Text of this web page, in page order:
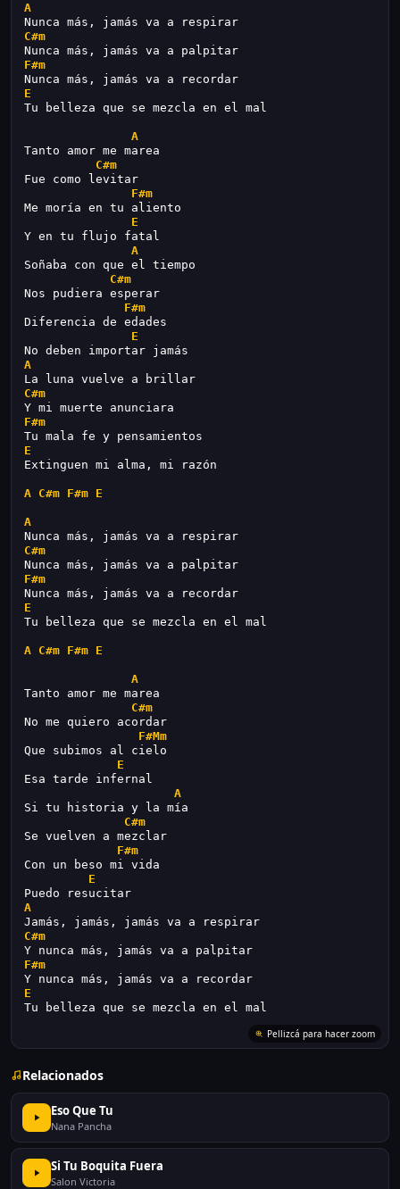
A
Nunca más, jamás va a respirar
C#m
Nunca más, jamás va a palpitar
F#m
Nunca más, jamás va a recordar
E
Tu belleza que se mezcla en el mal
A
Tanto amor me marea
C#m
Fue como levitar
F#m
Me moría en tu aliento
E
Y en tu flujo fatal
A
Soñaba con que el tiempo
C#m
Nos pudiera esperar
F#m
Diferencia de edades
E
No deben importar jamás
A
La luna vuelve a brillar
C#m
Y mi muerte anunciara
F#m
Tu mala fe y pensamientos
E
Extinguen mi alma, mi razón
A C#m F#m E
A
Nunca más, jamás va a respirar
C#m
Nunca más, jamás va a palpitar
F#m
Nunca más, jamás va a recordar
E
Tu belleza que se mezcla en el mal
A C#m F#m E
A
Tanto amor me marea
C#m
No me quiero acordar
F#Mm
Que subimos al cielo
E
Esa tarde infernal
A
Si tu historia y la mía
C#m
Se vuelven a mezclar
F#m
Con un beso mi vida
E
Puedo resucitar
A
Jamás, jamás, jamás va a respirar
C#m
Y nunca más, jamás va a palpitar
F#m
Y nunca más, jamás va a recordar
E
Tu belleza que se mezcla en el mal
Relacionados
Eso Que Tu
Nana Pancha
Si Tu Boquita Fuera
Salon Victoria